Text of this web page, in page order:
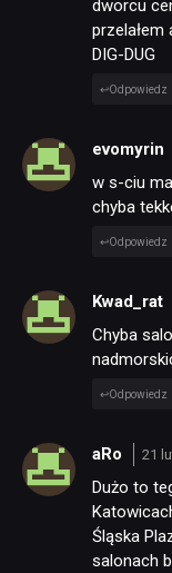
dworcu
DIG-DUG
Odpowiedz
evomyrin
w s-ciu
chyba
Odpowiedz
Kwad_rat
Chyba
Odpowiedz
aRo 21
Dużo to
Śląska
salonach